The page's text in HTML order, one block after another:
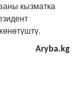
кызматка
Aryba.kg